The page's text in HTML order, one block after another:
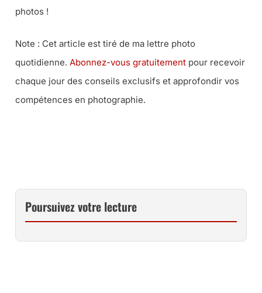
photos !
Note : Cet article est tiré de ma lettre photo
quotidienne. Abonnez-vous gratuitement pour recevoir
chaque jour des conseils exclusifs et approfondir vos
compétences en photographie.
Poursuivez votre lecture